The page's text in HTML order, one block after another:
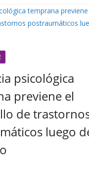
psicológica
previene el
de
luego